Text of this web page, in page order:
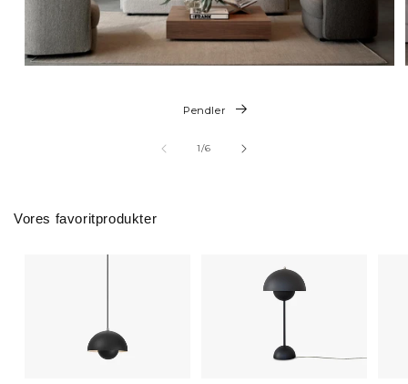
Pendler
1/af
6
Vores favoritprodukter